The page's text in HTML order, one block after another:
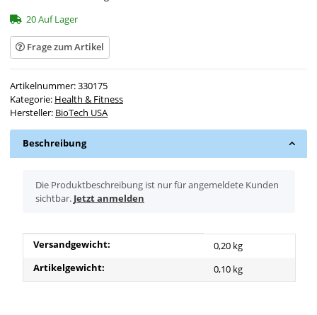
20 Auf Lager
Frage zum Artikel
Artikelnummer:330175
Kategorie: Health & Fitness
Hersteller: BioTech USA
Beschreibung
x
Die Produktbeschreibung ist nur für angemeldete Kunden
sichtbar. Jetzt anmelden
Produkteigenschaft
Wert
Versandgewicht:
0,20 kg
Artikelgewicht:
0,10 kg